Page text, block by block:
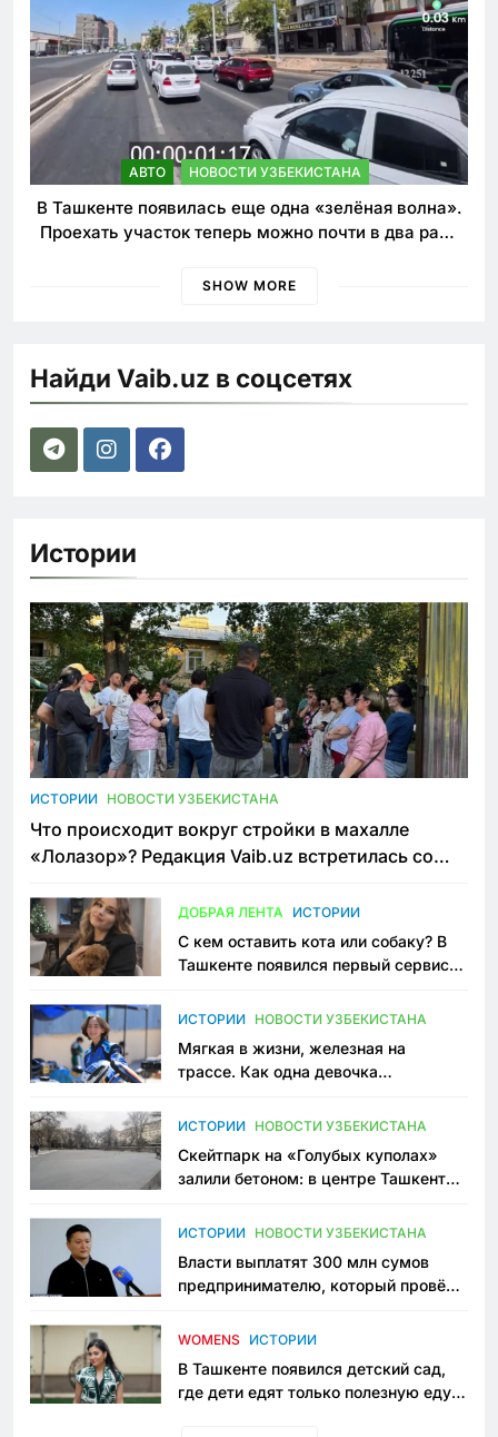
АВТО НОВОСТИ УЗБЕКИСТАНА
В Ташкенте появилась еще одна «зелёная волна».
Проехать участок теперь можно почти в два раза
SHOW MORE
Найди Vaib.uz в соцсетях
Истории
ИСТОРИИ НОВОСТИ УЗБЕКИСТАНА
Что происходит вокруг стройки в махалле
«Лолазор»? Редакция Vaib.uz встретилась со
ДОБРАЯ ЛЕНТА ИСТОРИИ
С кем оставить кота или собаку? В
Ташкенте появился первый сервис
ИСТОРИИ НОВОСТИ УЗБЕКИСТАНА
Мягкая в жизни, железная на
трассе. Как одна девочка
Узбекистане
ИСТОРИИ НОВОСТИ УЗБЕКИСТАНА
Скейтпарк на «Голубых куполах»
залили бетоном: в центре Ташкента
пространство
ИСТОРИИ НОВОСТИ УЗБЕКИСТАНА
Власти выплатят 300 млн сумов
предпринимателю, который провёл
приговору
WOMENS ИСТОРИИ
В Ташкенте появился детский сад,
где дети едят только полезную еду.